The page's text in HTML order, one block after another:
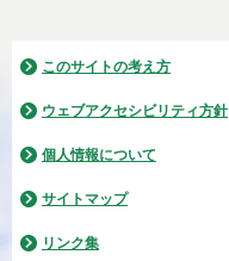
このサイトの考え方
ウェブアクセシビリティ方針
個人情報について
サイトマップ
リンク集